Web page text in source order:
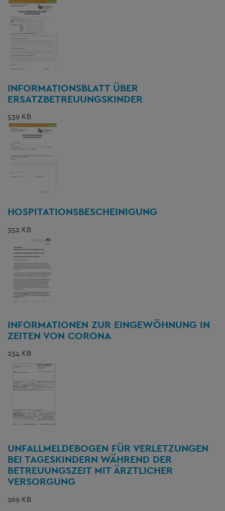
INFORMATIONSBLATT ÜBER
ERSATZBETREUUNGSKINDER
539 KB
HOSPITATIONSBESCHEINIGUNG
352 KB
INFORMATIONEN ZUR EINGEWÖHNUNG IN
ZEITEN VON CORONA
234 KB
UNFALLMELDEBOGEN FÜR VERLETZUNGEN
BEI TAGESKINDERN WÄHREND DER
BETREUUNGSZEIT MIT ÄRZTLICHER
VERSORGUNG
269 KB